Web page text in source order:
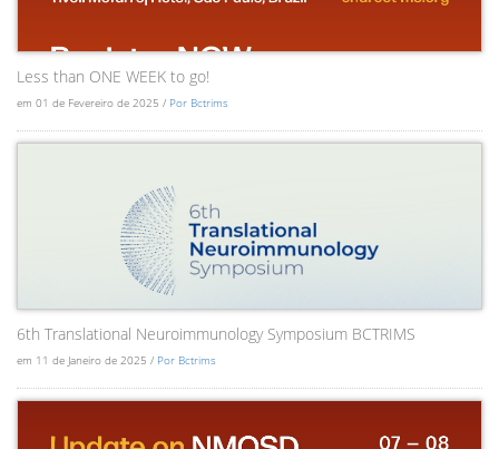
Less than ONE WEEK to go!
em 01 de Fevereiro de 2025 / Por Bctrims
6th Translational Neuroimmunology Symposium BCTRIMS
em 11 de Janeiro de 2025 / Por Bctrims